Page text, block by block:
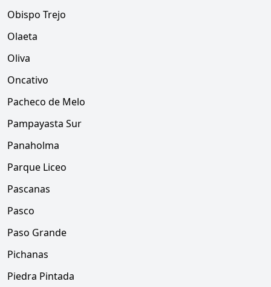
Obispo Trejo
Olaeta
Oliva
Oncativo
Pacheco de Melo
Pampayasta Sur
Panaholma
Parque Liceo
Pascanas
Pasco
Paso Grande
Pichanas
Piedra Pintada